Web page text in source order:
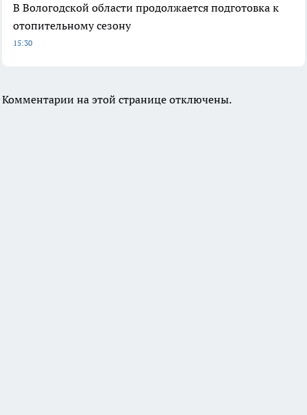
В Вологодской области продолжается подготовка к
отопительному сезону
15:30
Комментарии на этой странице отключены.